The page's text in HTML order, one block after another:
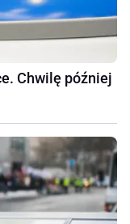
Chwilę później